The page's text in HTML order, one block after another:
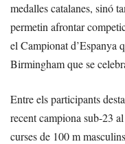
medalles catalanes, sinó
permetin afrontar
el Campionat d’Espanya
Birmingham que se
Entre els participants
recent campiona sub-23
curses de 100 m